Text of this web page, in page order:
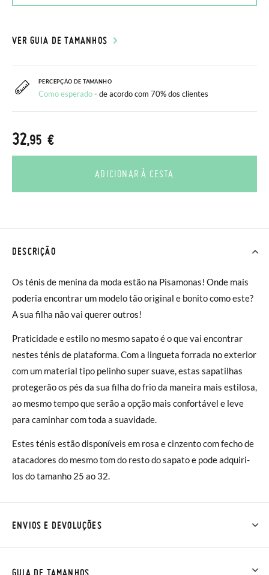
VER GUIA DE TAMANHOS
PERCEPÇÃO DE TAMANHO
Como esperado- de acordo com 70% dos clientes
32,95 €
ADICIONAR À CESTA
DESCRIÇÃO
Os ténis de menina da moda estão na Pisamonas! Onde mais
poderia encontrar um modelo tão original e bonito como este?
A sua filha não vai querer outros!
Praticidade e estilo no mesmo sapato é o que vai encontrar
nestes ténis de plataforma. Com a lingueta forrada no exterior
com um material tipo pelinho super suave, estas sapatilhas
protegerão os pés da sua filha do frio da maneira mais estilosa,
ao mesmo tempo que serão a opção mais confortável e leve
para caminhar com toda a suavidade.
Estes ténis estão disponíveis em rosa e cinzento com fecho de
atacadores do mesmo tom do resto do sapato e pode adquiri-
los do tamanho 25 ao 32.
ENVIOS E DEVOLUÇÕES
30 € ou com entrega em loja, na modalidade de envio normal (
GUIA DE TAMANHOS